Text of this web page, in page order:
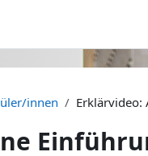
innen Erklärvideo: